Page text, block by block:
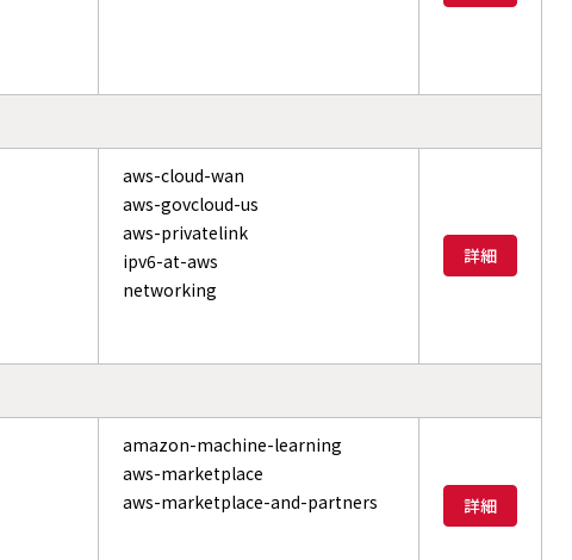
aws-cloud-wan
aws-govcloud-us
aws-privatelink
ipv6-at-aws
networking
詳細
amazon-machine-learning
aws-marketplace
aws-marketplace-and-partners
詳細